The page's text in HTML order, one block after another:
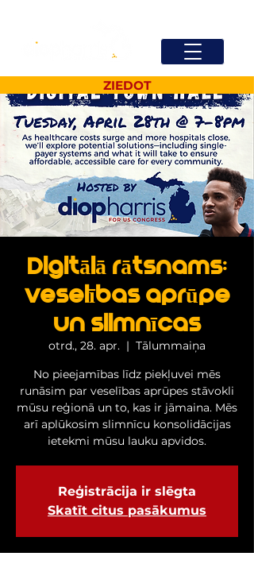
ZIEDOT
Digitālā rātsnams:
veselības aprūpe
un slimnīcas
otrd., 28. apr.
  |
Tālummaiņa
No pieejamības līdz piekļuvei mēs
runāsim par veselības aprūpes stāvokli
mūsu reģionā un to, kas ir jāmaina. Mēs
arī aplūkosim slimnīcu konsolidācijas
ietekmi mūsu lauku apvidos.
Reģistrācija ir slēgta
Skatīt citus pasākumus